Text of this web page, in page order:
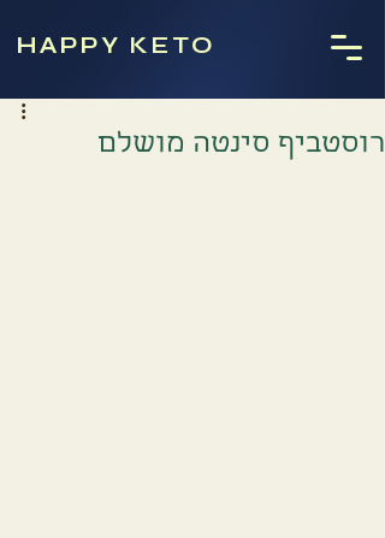
HAPPY KETO
רוסטביף סינטה מושלם